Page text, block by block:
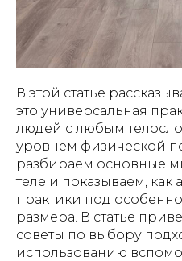
В этой статье
это универсальная
людей с любым
уровнем физической
разбираем основные
теле и показываем, как
практики под
размера. В статье
советы по выбору
использованию